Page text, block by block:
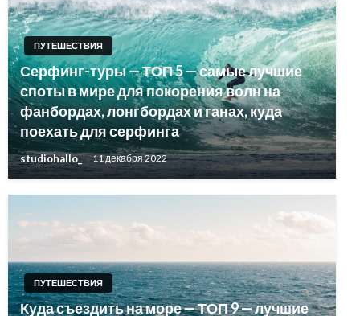
ПУТЕШЕСТВИЯ
Серфинг-туры — ТОП 5 — самые лучшие
споты в мире для покорения волн на
фанбордах, лонгбордах и ганах, куда
поехать для серфинга
studiohallo_ 11 декабря 2022
ПУТЕШЕСТВИЯ
Куда съездить на море — ТОП 9 — лучшие